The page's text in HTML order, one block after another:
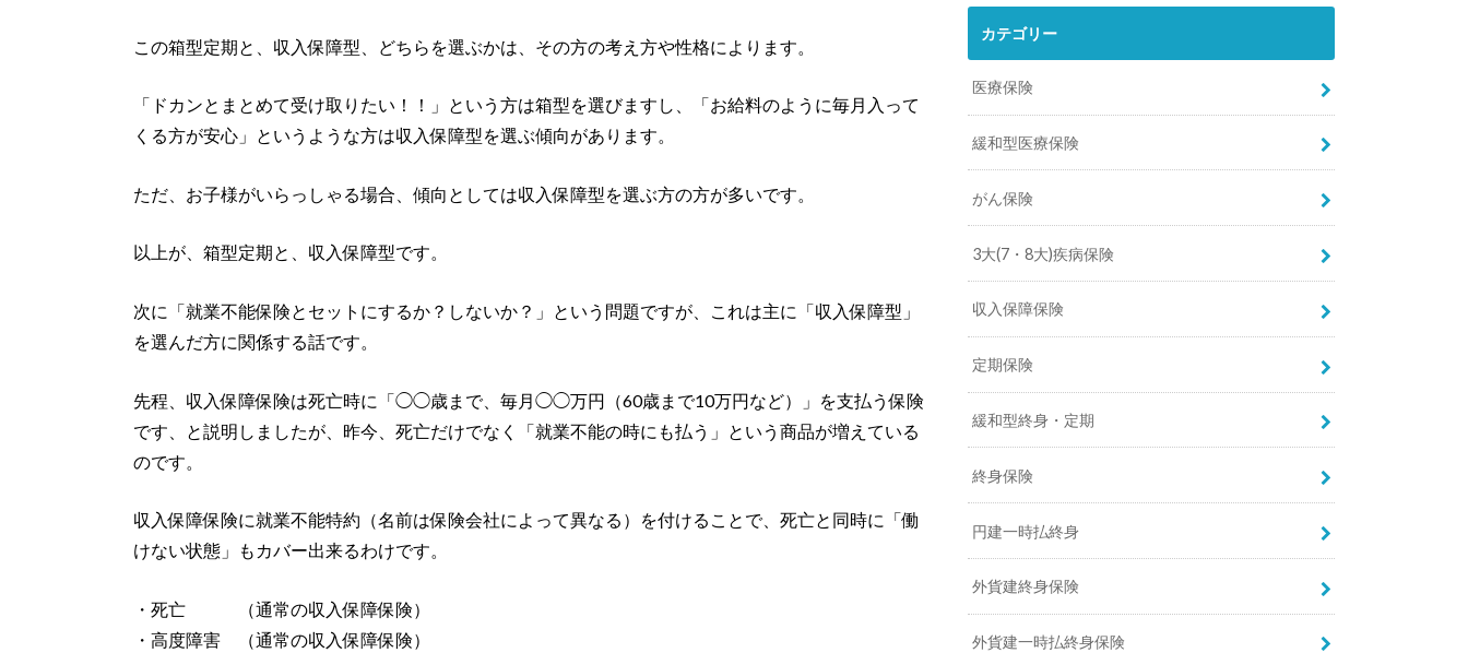
この箱型定期と、収入保障型、どちらを選ぶかは、その方の考え方や性格によります。
「ドカンとまとめて受け取りたい！！」という方は箱型を選びますし、「お給料のように毎月入って
くる方が安心」というような方は収入保障型を選ぶ傾向があります。
ただ、お子様がいらっしゃる場合、傾向としては収入保障型を選ぶ方の方が多いです。
以上が、箱型定期と、収入保障型です。
次に「就業不能保険とセットにするか？しないか？」という問題ですが、これは主に「収入保障型」
を選んだ方に関係する話です。
先程、収入保障保険は死亡時に「◯◯歳まで、毎月◯◯万円（60歳まで10万円など）」を支払う保険
です、と説明しましたが、昨今、死亡だけでなく「就業不能の時にも払う」という商品が増えている
のです。
収入保障保険に就業不能特約（名前は保険会社によって異なる）を付けることで、死亡と同時に「働
けない状態」もカバー出来るわけです。
・死亡 （通常の収入保障保険）
・高度障害 （通常の収入保障保険）
カテゴリー
医療保険
緩和型医療保険
がん保険
3大(7・8大)疾病保険
収入保障保険
定期保険
緩和型終身・定期
終身保険
円建一時払終身
外貨建終身保険
外貨建一時払終身保険